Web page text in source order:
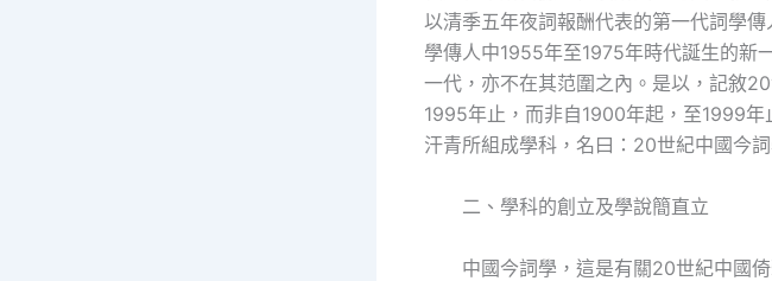
以清季五年夜詞報酬代表的第一代詞學
學傳人中1955年至1975年時代誕生的新
一代，亦不在其范圍之內。是以，記敘
1995年止，而非自1900年起，至1999
汗青所組成學科，名曰：20世紀中國今詞
二、學科的創立及學說簡直立
中國今詞學，這是有關20世紀中國